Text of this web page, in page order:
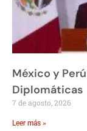
México y
Diplomáticas
7 de agosto, 2026
Leer más »